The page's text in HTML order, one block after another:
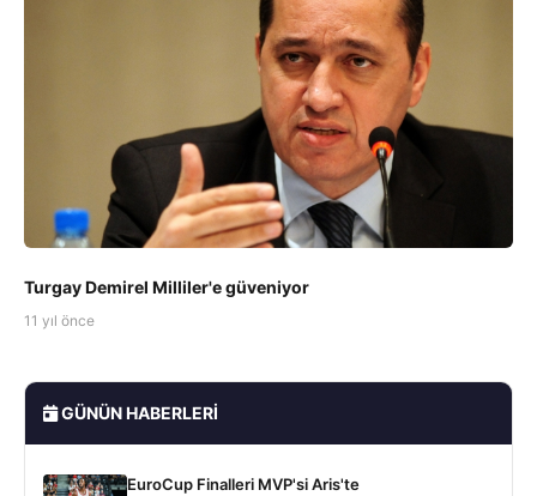
Turgay Demirel Milliler'e güveniyor
11 yıl önce
GÜNÜN HABERLERI
EuroCup Finalleri MVP'si Aris'te